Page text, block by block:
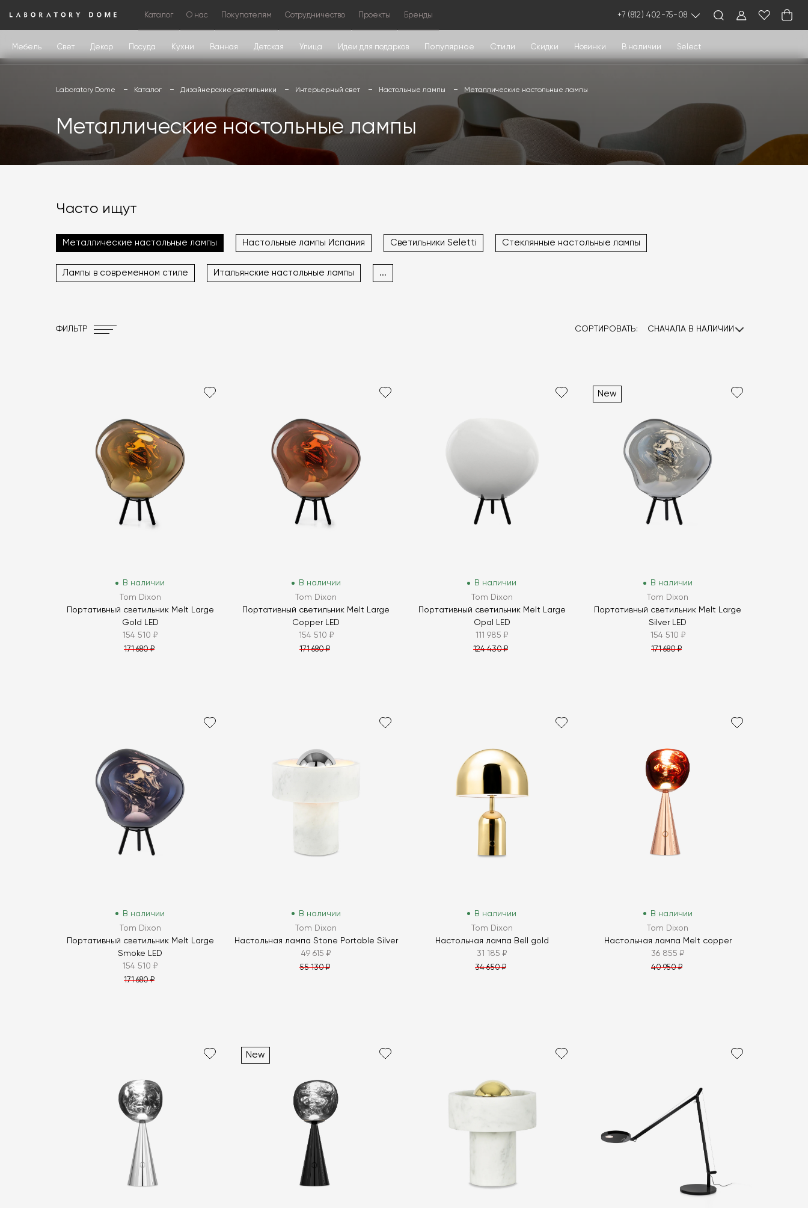
Каталог О нас Покупателям Сотрудничество Проекты Бренды +7 (812) 402-75-08
Мебель Свет Декор Посуда Кухни Ванная Детская Улица Идеи для подарков Популярное Стили Скидки Новинки В наличии Select
Laboratory Dome Каталог Дизайнерские светильники Интерьерный свет Настольные лампы Металлические настольные лампы
Металлические настольные лампы
Часто ищут
Настольные лампы Испания
Металлические настольные лампы Светильники Seletti Стеклянные настольные лампы
Лампы в современном стиле Итальянские настольные лампы ...
ФИЛЬТР СОРТИРОВАТЬ: СНАЧАЛА В НАЛИЧИИ
В наличии
Tom Dixon
Портативный светильник Melt Large
Gold LED
154 510 ₽
171 680 ₽
В наличии
Tom Dixon
Портативный светильник Melt Large
Copper LED
154 510 ₽
171 680 ₽
В наличии
Tom Dixon
Портативный светильник Melt Large
Opal LED
111 985 ₽
124 430 ₽
New
В наличии
Tom Dixon
Портативный светильник Melt Large
Silver LED
154 510 ₽
171 680 ₽
В наличии
Tom Dixon
Портативный светильник Melt Large
Smoke LED
154 510 ₽
171 680 ₽
В наличии
Tom Dixon
Настольная лампа Stone Portable Silver
49 615 ₽
55 130 ₽
В наличии
Tom Dixon
Настольная лампа Bell gold
31 185 ₽
34 650 ₽
В наличии
Tom Dixon
Настольная лампа Melt copper
36 855 ₽
40 950 ₽
New